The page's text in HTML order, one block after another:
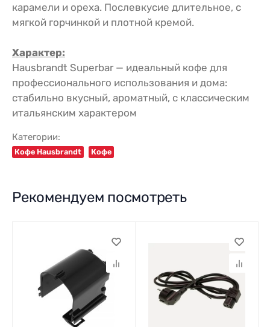
карамели и ореха. Послевкусие длительное, с
мягкой горчинкой и плотной кремой.
Характер:
Hausbrandt Superbar — идеальный кофе для
профессионального использования и дома:
стабильно вкусный, ароматный, с классическим
итальянским характером
Категории:
Кофе Hausbrandt Кофе
Рекомендуем посмотреть